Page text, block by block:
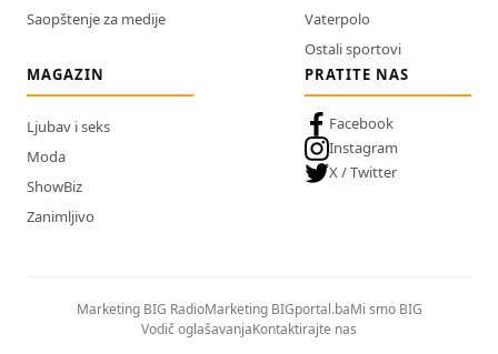
Saopštenje za medije
Vaterpolo
Ostali sportovi
MAGAZIN
Ljubav i seks
Moda
ShowBiz
Zanimljivo
PRATITE NAS
Facebook
Instagram
X / Twitter
Marketing BIG RadioMarketing BIGportal.baMi smo BIG
Vodič oglašavanjaKontaktirajte nas